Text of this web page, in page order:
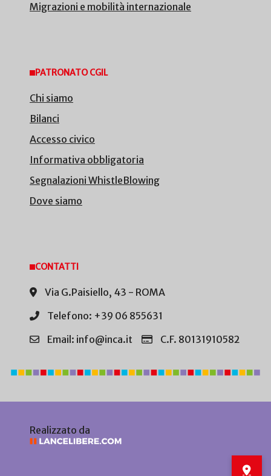
Migrazioni e mobilità internazionale
PATRONATO CGIL
Chi siamo
Bilanci
Accesso civico
Informativa obbligatoria
Segnalazioni WhistleBlowing
Dove siamo
CONTATTI
Via G.Paisiello, 43 - ROMA
Telefono: +39 06 855631
Email: info@inca.it
C.F. 80131910582
Realizzato da